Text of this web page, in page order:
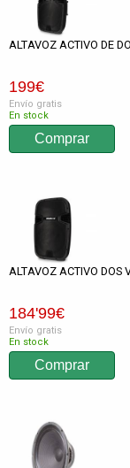
ALTAVOZ ACTIVO DE
199€
Envío gratis
En stock
ALTAVOZ ACTIVO DOS
184'99€
Envío gratis
En stock